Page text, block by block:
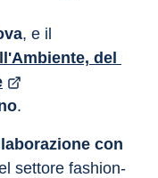
, e il
del
.
con
settore fashion-